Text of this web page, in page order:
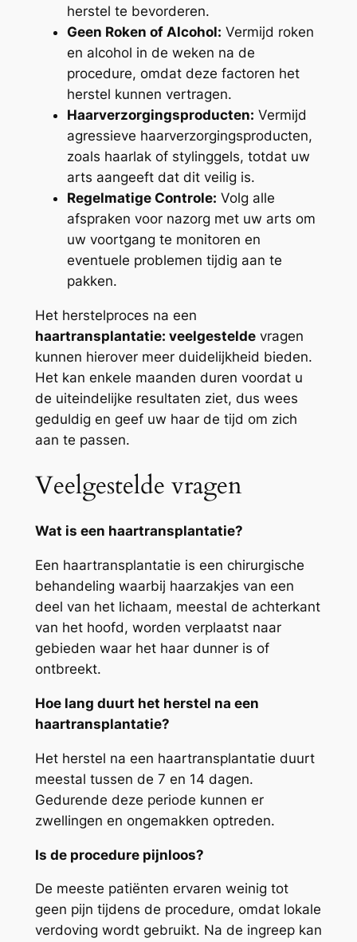
herstel te bevorderen.
Geen Roken of Alcohol: Vermijd roken
en alcohol in de weken na de
procedure, omdat deze factoren het
herstel kunnen vertragen.
Haarverzorgingsproducten: Vermijd
agressieve haarverzorgingsproducten,
zoals haarlak of stylinggels, totdat uw
arts aangeeft dat dit veilig is.
Regelmatige Controle: Volg alle
afspraken voor nazorg met uw arts om
uw voortgang te monitoren en
eventuele problemen tijdig aan te
pakken.
Het herstelproces na een
haartransplantatie: veelgesteldevragen
kunnen hierover meer duidelijkheid bieden.
Het kan enkele maanden duren voordat u
de uiteindelijke resultaten ziet, dus wees
geduldig en geef uw haar de tijd om zich
aan te passen.
Veelgestelde vragen
Wat is een haartransplantatie?
Een haartransplantatie is een chirurgische
behandeling waarbij haarzakjes van een
deel van het lichaam, meestal de achterkant
van het hoofd, worden verplaatst naar
gebieden waar het haar dunner is of
ontbreekt.
Hoe lang duurt het herstel na een
haartransplantatie?
Het herstel na een haartransplantatie duurt
meestal tussen de 7 en 14 dagen.
Gedurende deze periode kunnen er
zwellingen en ongemakken optreden.
Is de procedure pijnloos?
De meeste patiënten ervaren weinig tot
geen pijn tijdens de procedure, omdat lokale
verdoving wordt gebruikt. Na de ingreep kan